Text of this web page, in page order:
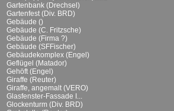
Gartenbank (Drechsel)
Gartenfest (Div. BRD)
Gebäude ()
Gebäude (C. Fritzsche)
Gebäude (Firma ?)
Gebäude (SFFischer)
Gebäudekomplex (Engel)
Geflügel (Matador)
Gehöft (Engel)
Giraffe (Reuter)
Giraffe, angemalt (VERO)
Glasfenster-Fassade I...
Glockenturm (Div. BRD)